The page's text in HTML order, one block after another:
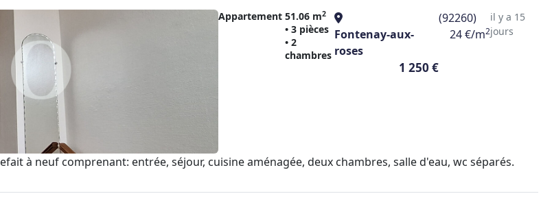
Appartement 51.06 m2
• 3 pièces
• 2
chambres
Fontenay-aux-
roses
1 250 €
(92260)
24 €/m2
il y a 15
jours
à neuf comprenant: entrée, séjour, cuisine aménagée, deux chambres, salle d'eau, wc séparés.